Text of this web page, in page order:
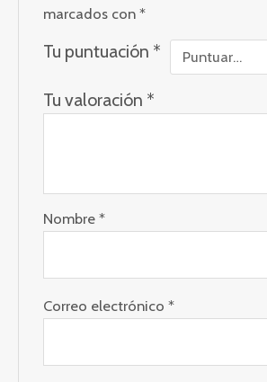
marcados con*
Tu puntuación *
Tu valoración *
Nombre*
Correo electrónico*